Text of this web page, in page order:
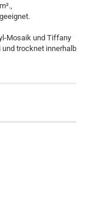
Mosaik und Tiffany
trocknet innerhalb